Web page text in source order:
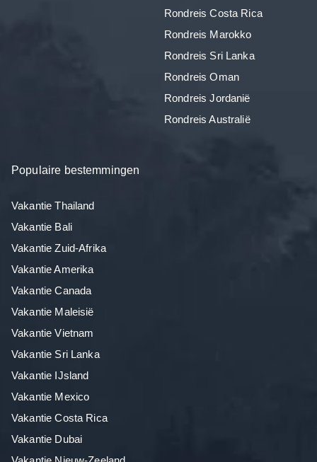
Rondreis Costa Rica
Rondreis Marokko
Rondreis Sri Lanka
Rondreis Oman
Rondreis Jordanië
Rondreis Australië
Populaire bestemmingen
Vakantie Thailand
Vakantie Bali
Vakantie Zuid-Afrika
Vakantie Amerika
Vakantie Canada
Vakantie Maleisië
Vakantie Vietnam
Vakantie Sri Lanka
Vakantie IJsland
Vakantie Mexico
Vakantie Costa Rica
Vakantie Dubai